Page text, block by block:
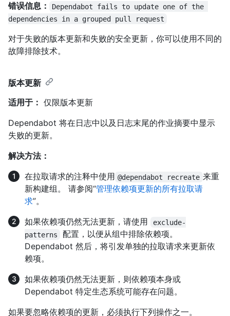
错误信息：
Dependabot fails to update one of the
dependencies in a grouped pull request
对于失败的版本更新和失败的安全更新，你可以使用不同的
故障排除技术。
版本更新
适用于： 仅限版本更新
Dependabot 将在日志中以及日志末尾的作业摘要中显示
失败的更新。
解决方法：
在拉取请求的注释中使用 @dependabot recreate 来重
新构建组。 请参阅“管理依赖项更新的所有拉取请
求”。
如果依赖项仍然无法更新，请使用
exclude-
patterns
配置，以便从组中排除依赖项。
Dependabot 然后，将引发单独的拉取请求来更新依
赖项。
如果依赖项仍然无法更新，则依赖项本身或
Dependabot 特定生态系统可能存在问题。
如果要忽略依赖项的更新，必须执行下列操作之一。